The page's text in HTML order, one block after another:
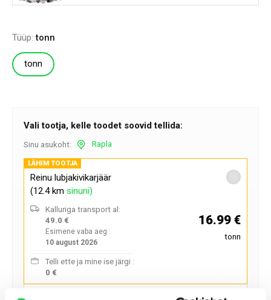
Tüüp:tonn
tonn
Vali tootja, kelle toodet soovid tellida:
Sinu asukoht: Rapla
LÄHIM TOOTJA
Reinu lubjakivikarjäär
(12.4 km sinuni)
Kalluriga transport al:
49.0 €
Esimene vaba aeg :
10 august 2026
Telli ette ja mine ise järgi :
0 €
16.99 €
tonn